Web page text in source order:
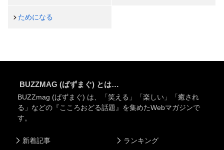
ためになる
BUZZMAG (ばずまぐ) とは…
BUZZmag (ばずまぐ) は、「笑える」「楽しい」「癒され
る」などの『こころおどる話題』を集めたWebマガジンで
す。
新着記事 ランキング